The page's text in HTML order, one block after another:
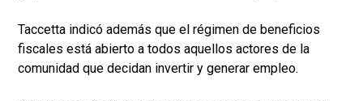
Taccetta indicó además que el régimen de beneficios
fiscales está abierto a todos aquellos actores de la
comunidad que decidan invertir y generar empleo.